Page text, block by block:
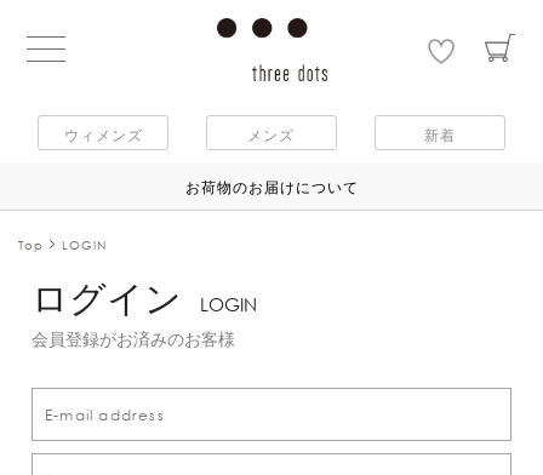
ウィメンズ メンズ 新着
お荷物のお届けについて
Top LOGIN
ログイン LOGIN
会員登録がお済みのお客様